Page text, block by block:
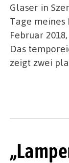
Glaser in
Tage meines
Februar
Das
zeigt zwei